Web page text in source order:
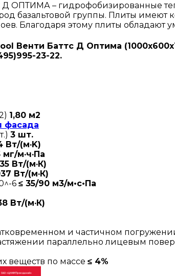
Д ОПТИМА – гидрофобизированные
базальтовой группы. Плиты имеют
Благодаря этому плиты
Венти Баттс Д Оптима
23-22.
1,80 м2
фасада
3 шт.
Вт/(м·K)
мг/м·ч·Па
Вт/(м·К)
Вт/(м·К)
6 ≤ 35/90 м3/м•с•Па
Вт/(м·К)
и частичном
параллельно лицевым
веществ по массе ≤ 4%